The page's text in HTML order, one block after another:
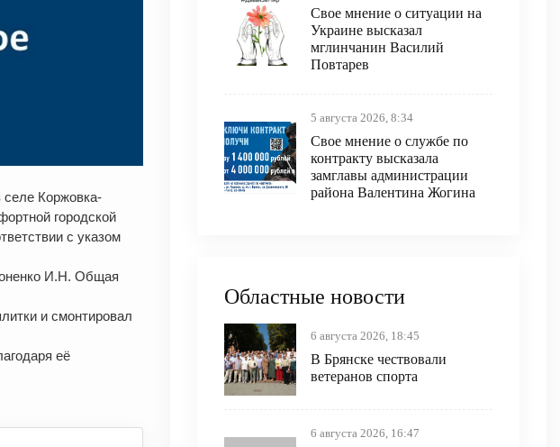
селе Коржовка-
городской
с указом
И.Н. Общая
и смонтировал
её
Свое мнение о ситуации на
Украине высказал
мглинчанин Василий
Повтарев
5 августа 2026, 8:34
Свое мнение о службе по
контракту высказала
замглавы администрации
района Валентина Жогина
Областные новости
6 августа 2026, 18:45
В Брянске чествовали
ветеранов спорта
6 августа 2026, 16:47